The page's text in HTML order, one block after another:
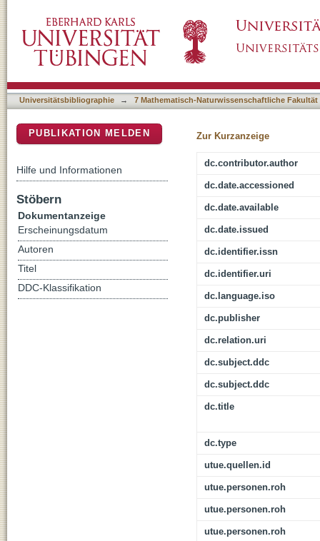
Universitätsbibliographie → 7 Mathematisch-Naturwissenschaftliche Fakultät
Zur Kurzanzeige
dc.contributor.author
dc.date.accessioned
dc.date.available
dc.date.issued
dc.identifier.issn
dc.identifier.uri
dc.language.iso
dc.publisher
dc.relation.uri
dc.subject.ddc
dc.subject.ddc
dc.title
dc.type
utue.quellen.id
utue.personen.roh
utue.personen.roh
utue.personen.roh
PUBLIKATION MELDEN
Hilfe und Informationen
Stöbern
Dokumentanzeige
Erscheinungsdatum
Autoren
Titel
DDC-Klassifikation